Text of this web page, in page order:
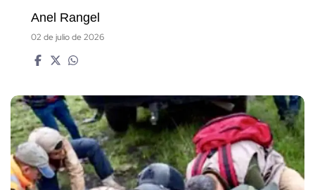
Anel Rangel
02 de julio de 2026